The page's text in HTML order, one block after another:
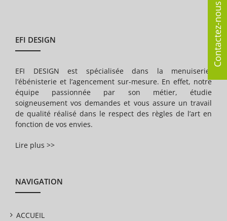
EFI DESIGN
EFI DESIGN est spécialisée dans la menuiserie,
l’ébénisterie et l’agencement sur-mesure. En effet, notre
équipe passionnée par son métier, étudie
soigneusement vos demandes et vous assure un travail
de qualité réalisé dans le respect des règles de l’art en
fonction de vos envies.
Lire plus >>
NAVIGATION
ACCUEIL
Contactez-nous